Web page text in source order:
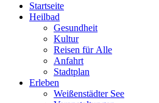
Start­sei­te
Heil­bad
Gesund­heit
Kul­tur
Rei­sen für Alle
Anfahrt
Stadt­plan
Erle­ben
Wei­ßen­städ­ter See